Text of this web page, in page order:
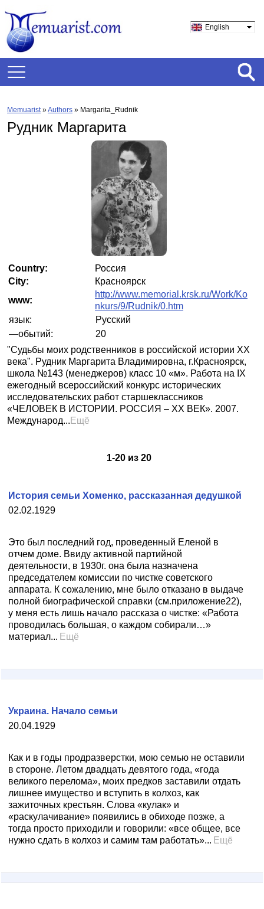
English
Memuarist»Authors » Margarita_Rudnik
Рудник Маргарита
Country:
Россия
City:
Красноярск
www:
http://www.memorial.krsk.ru/Work/Ko
nkurs/9/Rudnik/0.htm
язык:
Русский
—обытий:
20
"Судьбы моих родственников в российской истории ХХ
века". Рудник Маргарита Владимировна, г.Красноярск,
школа №143 (менеджеров) класс 10 «м». Работа на IX
ежегодный всероссийский конкурс исторических
исследовательских работ старшеклассников
«ЧЕЛОВЕК В ИСТОРИИ. РОССИЯ – ХХ ВЕК». 2007.
Международ... Ещё
1-20 из 20
02.02.1929
История семьи Хоменко, рассказанная дедушкой
Это был последний год, проведенный Еленой в
отчем доме. Ввиду активной партийной
деятельности, в 1930г. она была назначена
председателем комиссии по чистке советского
аппарата. К сожалению, мне было отказано в выдаче
полной биографической справки (см.приложение22),
у меня есть лишь начало рассказа о чистке: «Работа
проводилась большая, о каждом собирали…»
материал... Ещё
20.04.1929
Украина. Начало семьи
Как и в годы продразверстки, мою семью не оставили
в стороне. Летом двадцать девятого года, «года
великого перелома», моих предков заставили отдать
лишнее имущество и вступить в колхоз, как
зажиточных крестьян. Слова «кулак» и
«раскулачивание» появились в обиходе позже, а
тогда просто приходили и говорили: «все общее, все
нужно сдать в колхоз и самим там работать»... Ещё